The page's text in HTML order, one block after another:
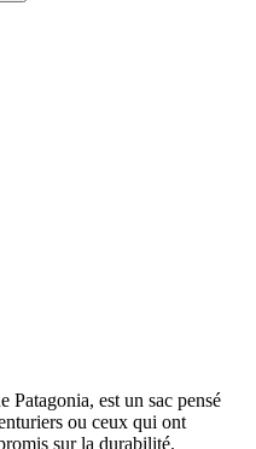
est un sac pensé
ou ceux qui ont
sur la durabilité.